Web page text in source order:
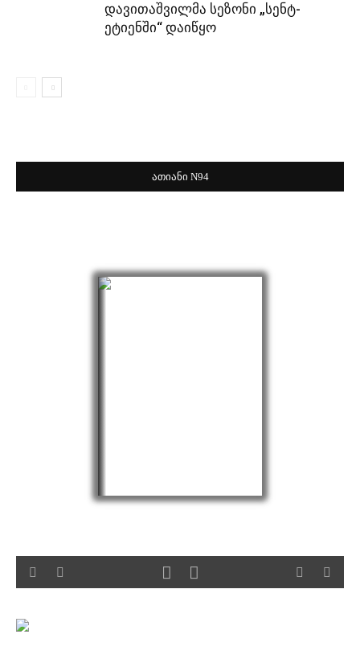
დავითაშვილმა სეზონი „სენტ-
ეტიენში“ დაიწყო
ათიანი N94